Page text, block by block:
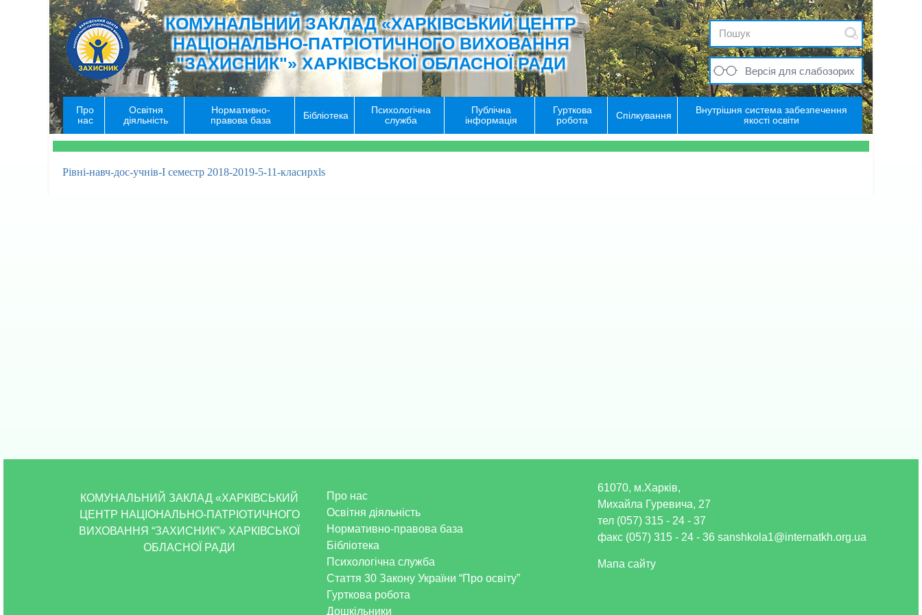
КОМУНАЛЬНИЙ ЗАКЛАД «ХАРКІВСЬКИЙ ЦЕНТР
НАЦІОНАЛЬНО-ПАТРІОТИЧНОГО ВИХОВАННЯ
"ЗАХИСНИК"» ХАРКІВСЬКОЇ ОБЛАСНОЇ РАДИ
Версія для слабозорих
Про
нас
Освітня
діяльність
Нормативно-
правова база
Бібліотека
Психологічна
служба
Публічна
інформація
Гурткова
робота
Спілкування
Внутрішня система забезпечення
якості освіти
Рівні-навч-дос-учнів-І семестр 2018-2019-5-11-класирxls
КОМУНАЛЬНИЙ ЗАКЛАД «ХАРКІВСЬКИЙ
ЦЕНТР НАЦІОНАЛЬНО-ПАТРІОТИЧНОГО
ВИХОВАННЯ “ЗАХИСНИК”» ХАРКІВСЬКОЇ
ОБЛАСНОЇ РАДИ
Про нас
Освітня діяльність
Нормативно-правова база
Бібліотека
Психологічна служба
Стаття 30 Закону України “Про освіту”
Гурткова робота
Дошкільники
61070, м.Харків,
Михайла Гуревича, 27
тел (057) 315 - 24 - 37
факс (057) 315 - 24 - 36 sanshkola1@internatkh.org.ua
Мапа сайту